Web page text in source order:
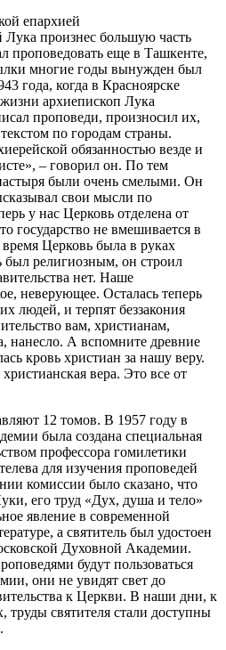
епархией
произнес большую часть
проповедовать еще в Ташкенте,
многие годы вынужден был
года, когда в Красноярске
архиепископ Лука
проповеди, произносил их,
по городам страны.
обязанностью везде и
– говорил он. По тем
были очень смелыми. Он
свои мысли по
у нас Церковь отделена от
государство не вмешивается в
Церковь была в руках
был религиозным, он строил
нет. Наше
неверующее. Осталась теперь
людей, и терпят беззакония
вам, христианам,
нанесло. А вспомните древние
кровь христиан за нашу веру.
вера. Это все от
12 томов. В 1957 году в
была создана специальная
профессора гомилетики
для изучения проповедей
комиссии было сказано, что
его труд «Дух, душа и тело»
явление в современной
а святитель был удостоен
Духовной Академии.
будут пользоваться
они не увидят свет до
к Церкви. В наши дни, к
труды святителя стали доступны